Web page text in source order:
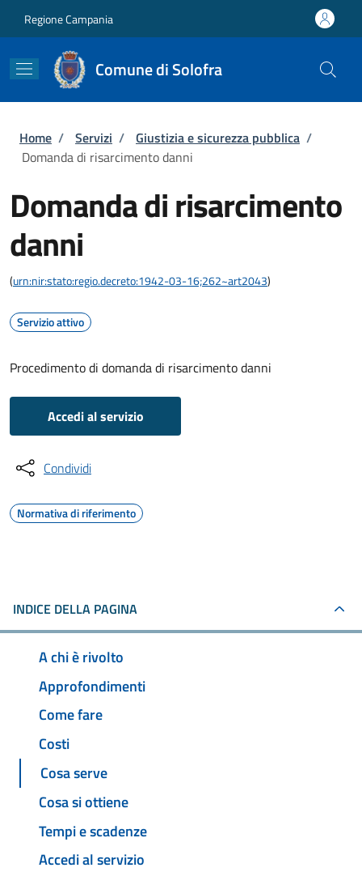
Regione Campania
Comune di Solofra
Briciole di pane
Home / Servizi / Giustizia e sicurezza pubblica /
Domanda di risarcimento danni
Domanda di risarcimento
danni
(urn:nir:stato:regio.decreto:1942-03-16;262~art2043)
Servizio attivo
Procedimento di domanda di risarcimento danni
Accedi al servizio
Condividi
Normativa di riferimento
INDICE DELLA PAGINA
A chi è rivolto
Approfondimenti
Come fare
Costi
Cosa serve
Cosa si ottiene
Tempi e scadenze
Accedi al servizio